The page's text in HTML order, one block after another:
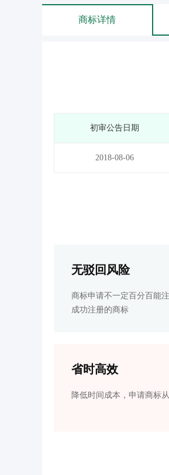
商标详情
初审公告日期
2018-08-06
无驳回风险
商标申请不一定百分百能
成功注册的商标
省时高效
降低时间成本，申请商标